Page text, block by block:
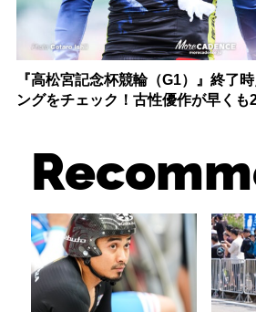
『高松宮記念杯競輪（G1）』終了
ングをチェック！古性優作が早くも